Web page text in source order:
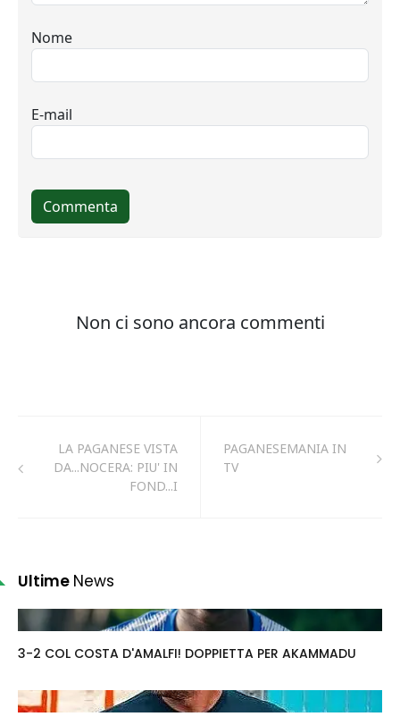
LA PAGANESE VISTA
DA...NOCERA: PIU' IN
FOND...I
PAGANESEMANIA IN
TV
Ultime News
3-2 COL COSTA D'AMALFI! DOPPIETTA PER AKAMMADU